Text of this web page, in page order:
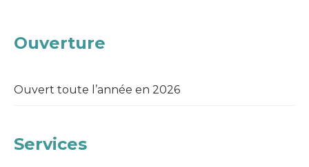
Ouverture
Ouvert toute l’année en 2026
Services